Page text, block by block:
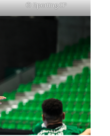
© Sporting CP